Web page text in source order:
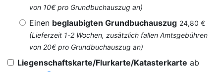
von 10€ pro Grundbuchauszug an)
Einen beglaubigten Grundbuchauszug 24,80 €
(Lieferzeit 1-2 Wochen, zusätzlich fallen Amtsgebühren
von 20€ pro Grundbuchauszug an)
Liegenschaftskarte/Flurkarte/Katasterkarte ab